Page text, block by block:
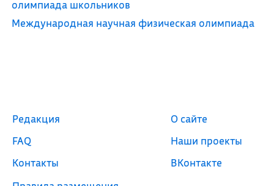
олимпиада школьников
Международная научная физическая олимпиада
Редакция
FAQ
Контакты
О сайте
Наши проекты
ВКонтакте